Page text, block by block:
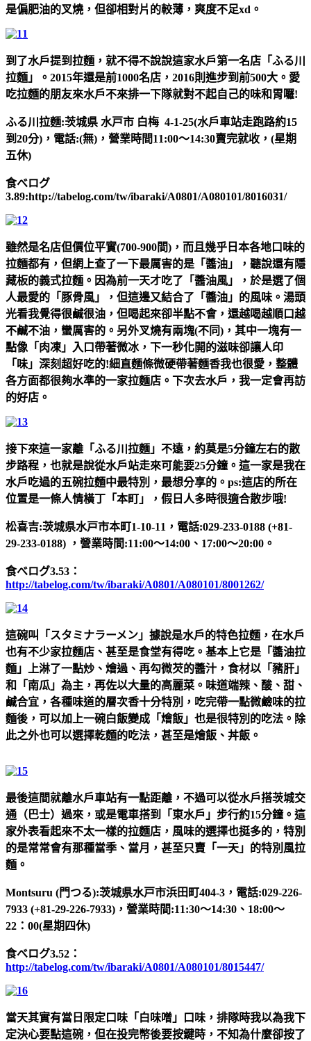
是偏肥油的叉燒，但卻相對片的較薄，爽度不足xd。
到了水戶提到拉麵，就不得不說說這家水戶第一名店「ふる川
拉麵」。2015年還是前1000名店，2016則進步到前500大。愛
吃拉麵的朋友來水戶不來排一下隊就對不起自己的味和胃囉!
ふる川拉麵:茨城県 水戸市 白梅 4-1-25(水戶車站走跑路約15
到20分)，電話:(無)，營業時間11:00～14:30賣完就收，(星期
五休)
食べログ
3.89:http://tabelog.com/tw/ibaraki/A0801/A080101/8016031/
雖然是名店但價位平實(700-900間)，而且幾乎日本各地口味的
拉麵都有，但網上查了一下最厲害的是「醬油」，聽說還有隱
藏板的義式拉麵。因為前一天才吃了「醬油風」，於是選了個
人最愛的「豚骨風」，但這邊又結合了「醬油」的風味。湯頭
光看我覺得很鹹很油，但喝起來卻半點不會，還越喝越順口越
不鹹不油，蠻厲害的。另外叉燒有兩塊(不同)，其中一塊有一
點像「肉凍」入口帶著微冰，下一秒化開的滋味卻讓人印
「味」深刻超好吃的!細直麵條微硬帶著麵香我也很愛，整體
各方面都很夠水準的一家拉麵店。下次去水戶，我一定會再訪
的好店。
接下來這一家離「ふる川拉麵」不遠，約莫是5分鐘左右的散
步路程，也就是說從水戶站走來可能要25分鐘。這一家是我在
水戶吃過的五碗拉麵中最特別，最想分享的。ps:這店的所在
位置是一條人情橫丁「本町」，假日人多時很適合散步哦!
松喜吉:茨城県水戸市本町1-10-11，電話:029-233-0188 (+81-
29-233-0188) ，營業時間:11:00～14:00、17:00～20:00。
食べログ3.53：
http://tabelog.com/tw/ibaraki/A0801/A080101/8001262/
這碗叫「スタミナラーメン」據說是水戶的特色拉麵，在水戶
也有不少家拉麵店、甚至是食堂有得吃。基本上它是「醬油拉
麵」上淋了一點炒、燴過、再勾微芡的醬汁，食材以「豬肝」
和「南瓜」為主，再佐以大量的高麗菜。味道端辣、酸、甜、
鹹合宜，各種味道的層次香十分特別，吃完帶一點微鹼味的拉
麵後，可以加上一碗白飯變成「燴飯」也是很特別的吃法。除
此之外也可以選擇乾麵的吃法，甚至是燴飯、丼飯。
最後這間就離水戶車站有一點距離，不過可以從水戶搭茨城交
通（巴士）過來，或是電車搭到「東水戶」步行約15分鐘。這
家外表看起來不太一樣的拉麵店，風味的選擇也挺多的，特別
的是常常會有那種當季、當月，甚至只賣「一天」的特別風拉
麵。
Montsuru (門つる):茨城県水戸市浜田町404-3，電話:029-226-
7933 (+81-29-226-7933)，營業時間:11:30～14:30、18:00～
22：00(星期四休)
食べログ3.52：
http://tabelog.com/tw/ibaraki/A0801/A080101/8015447/
當天其實有當日限定口味「白味噌」口味，排隊時我以為我下
定決心要點這碗，但在投完幣後要按鍵時，不知為什麼卻按了